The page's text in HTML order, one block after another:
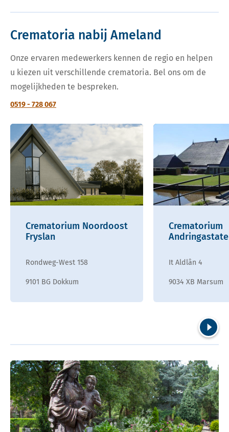
Crematoria nabij Ameland
Onze ervaren medewerkers kennen de regio en helpen
u kiezen uit verschillende crematoria. Bel ons om de
mogelijkheden te bespreken.
0519 - 728 067
Crematorium Noordoost
Fryslan
Rondweg-West 158
9101 BG Dokkum
Crematorium
Andringastate
It Aldlân 4
9034 XB Marsum